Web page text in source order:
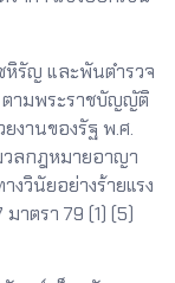
รัญ และพันตำรวจ
ตามพระราชบัญญัติ
งานของรัฐ พ.ศ.
วลกฎหมายอาญา
งวินัยอย่างร้ายแรง
าตรา 79 (1) (5)